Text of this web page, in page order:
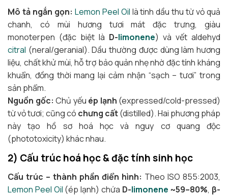
Mô tả ngắn gọn: Lemon Peel Oil là tinh dầu thu từ vỏ quả
chanh, có mùi hương tươi mát đặc trưng, giàu
monoterpen (đặc biệt là D-limonene) và vết aldehyd
citral (neral/geranial). Dầu thường được dùng làm hương
liệu, chất khử mùi, hỗ trợ bảo quản nhẹ nhờ đặc tính kháng
khuẩn, đồng thời mang lại cảm nhận “sạch – tươi” trong
sản phẩm.
Nguồn gốc: Chủ yếu ép lạnh (expressed/cold-pressed)
từ vỏ tươi; cũng có chưng cất(distilled). Hai phương pháp
này tạo hồ sơ hoá học và nguy cơ quang độc
(phototoxicity) khác nhau.
2) Cấu trúc hoá học & đặc tính sinh học
Cấu trúc – thành phần điển hình: Theo ISO 855:2003,
Lemon Peel Oil (ép lạnh) chứa D-limonene ~59–80%, β-